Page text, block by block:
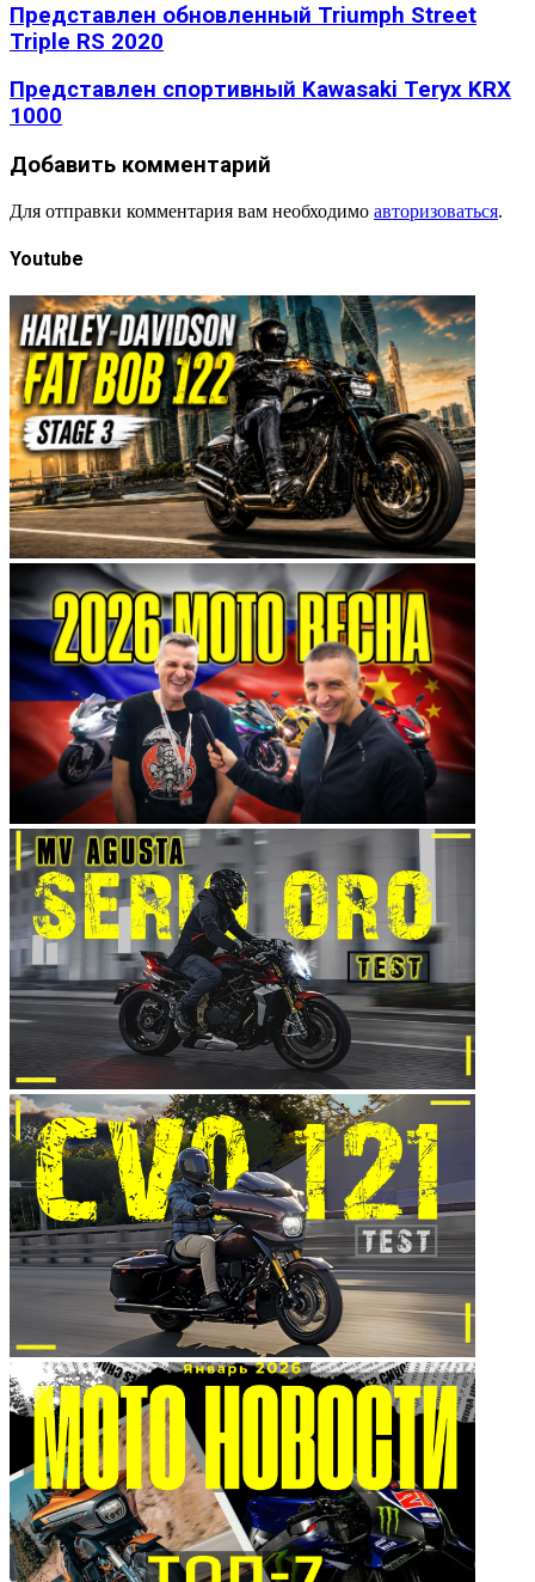
Представлен обновленный Triumph Street
Triple RS 2020
Представлен спортивный Kawasaki Teryx KRX
1000
Добавить комментарий
Для отправки комментария вам необходимо авторизоваться.
Youtube